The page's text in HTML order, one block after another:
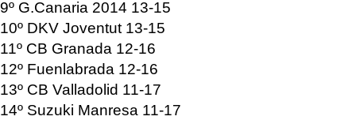
9º G.Canaria 2014 13-15
10º DKV Joventut 13-15
11º CB Granada 12-16
12º Fuenlabrada 12-16
13º CB Valladolid 11-17
14º Suzuki Manresa 11-17